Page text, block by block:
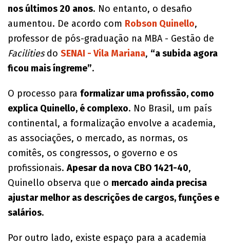
nos últimos 20 anos. No entanto, o desafio
aumentou. De acordo com Robson Quinello,
professor de pós-graduação na MBA - Gestão de
Facilitiesdo SENAI - Vila Mariana, “a subida agora
ficou mais íngreme”.
O processo para formalizar uma profissão, como
explica Quinello, é complexo. No Brasil, um país
continental, a formalização envolve a academia,
as associações, o mercado, as normas, os
comitês, os congressos, o governo e os
profissionais.Apesar da nova CBO 1421-40,
Quinello observa que o mercado ainda precisa
ajustar melhor as descrições de cargos, funções e
salários.
Por outro lado, existe espaço para a academia